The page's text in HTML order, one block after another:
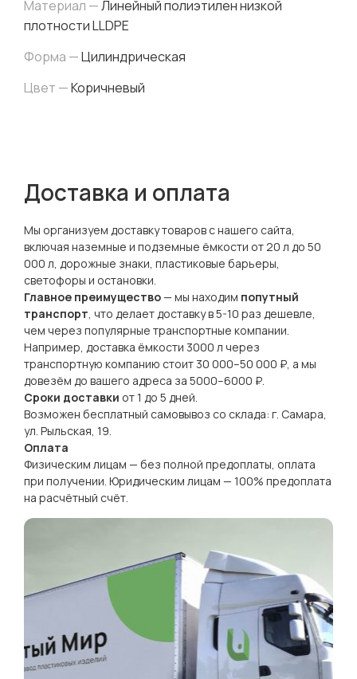
Материал —Линейный полиэтилен низкой
плотности LLDPE
Форма —Цилиндрическая
Цвет —Коричневый
Доставка и оплата
Мы организуем доставку товаров с нашего сайта,
включая наземные и подземные ёмкости от 20 л до 50
000 л, дорожные знаки, пластиковые барьеры,
светофоры и остановки.
Главное преимущество— мы находим попутный
транспорт, что делает доставку в 5-10 раз дешевле,
чем через популярные транспортные компании.
Например, доставка ёмкости 3000 л через
транспортную компанию стоит 30 000–50 000 ₽, а мы
довезём до вашего адреса за 5000–6000 ₽.
Сроки доставки от 1 до 5 дней.
Возможен бесплатный самовывоз со склада: г. Самара,
ул. Рыльская, 19.
Оплата
Физическим лицам — без полной предоплаты, оплата
при получении. Юридическим лицам — 100% предоплата
на расчётный счёт.